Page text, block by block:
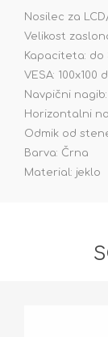
Nosilec za
Velikost
Kapaciteta: do
VESA: 100x100
Navpični nagib:
Horizontalni
Odmik od
Barva: Črna
Material: jeklo